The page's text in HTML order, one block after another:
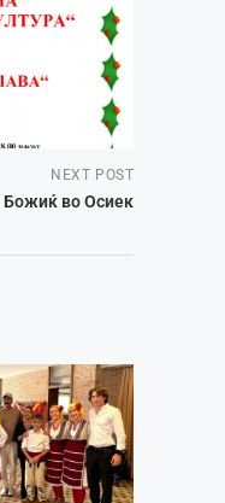
NEXT POST
Божиќ во Осиек